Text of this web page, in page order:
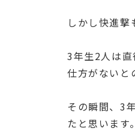
しかし快進撃
3年生2人は
仕方がないと
その瞬間、3
たと思います。